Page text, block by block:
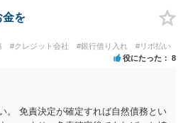
金を
#クレジット会社 #銀行借り入れ #リボ払い
役にたった 8
。 免責決定が確定すれば自然債務とい